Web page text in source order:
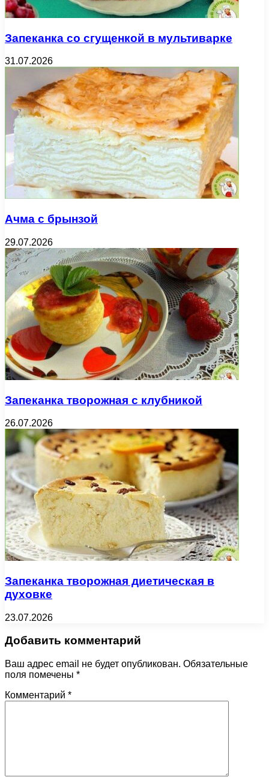
Запеканка со сгущенкой в мультиварке
31.07.2026
Ачма с брынзой
29.07.2026
Запеканка творожная с клубникой
26.07.2026
Запеканка творожная диетическая в
духовке
23.07.2026
Добавить комментарий
Ваш адрес email не будет опубликован. Обязательные
поля помечены *
Комментарий *